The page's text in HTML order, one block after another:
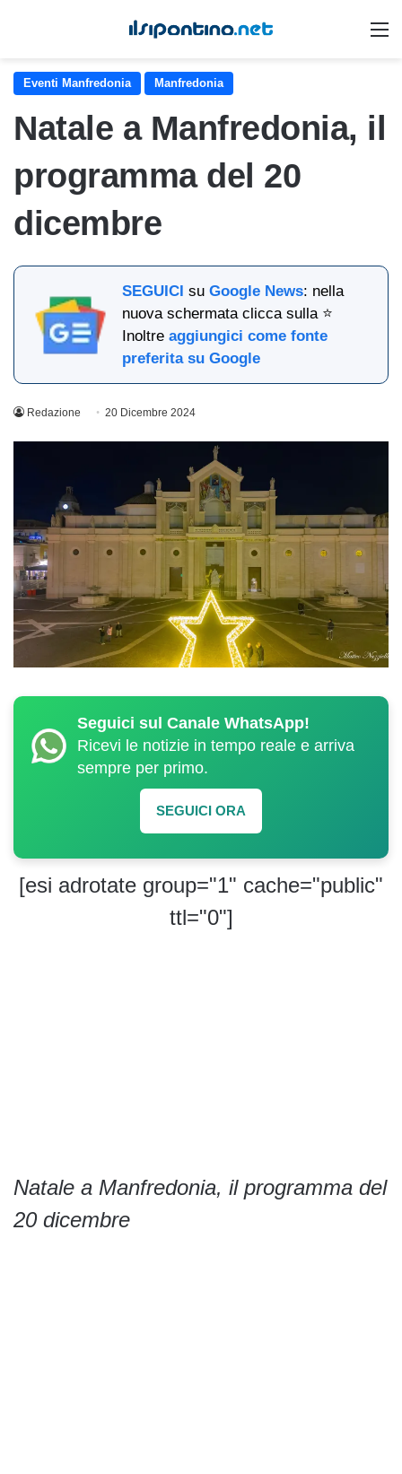
Eventi Manfredonia Manfredonia
Natale a Manfredonia, il
programma del 20
dicembre
SEGUICI suGoogle News: nella
nuova schermata clicca sulla ⭐
Inoltreaggiungici come fonte
preferita su Google
Redazione 20 Dicembre 2024
Seguici sul Canale WhatsApp!
Ricevi le notizie in tempo reale e arriva
sempre per primo.
SEGUICI ORA
[esi adrotate group="1" cache="public"
ttl="0"]
Natale a Manfredonia, il programma del
20 dicembre